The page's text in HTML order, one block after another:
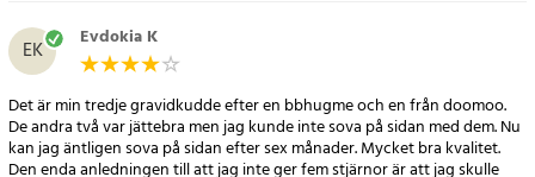
- Avtagbart kuddfodral i 100% bomullspercale ingår
- Kuddfodral kan maskintvättas
- Mått 135x90cm
- Vikt: 2,8kg
Artikelnummer:66423
EK Evdokia K
Det är min tredje gravidkudde efter en bbhugme och en från doomoo.
De andra två var jättebra men jag kunde inte sova på sidan med dem. Nu
kan jag äntligen sova på sidan efter sex månader. Mycket bra kvalitet.
Den enda anledningen till att jag inte ger fem stjärnor är att jag skulle